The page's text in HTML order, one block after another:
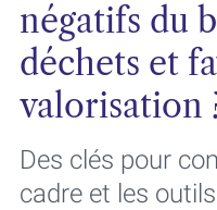
négatifs du
déchets et
valorisation
Des clés pour
cadre et les